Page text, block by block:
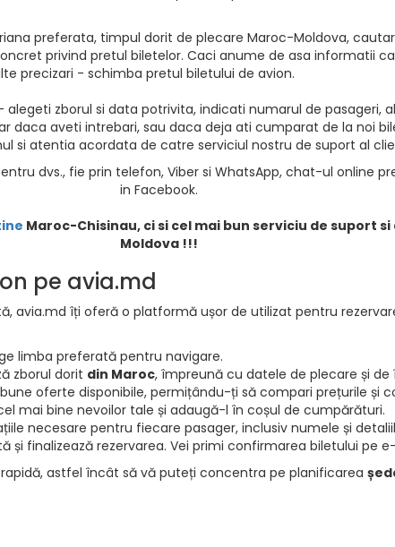
preferata, timpul dorit de plecare Maroc-Moldova,
privind pretul biletelor. Caci anume de asa informatii
precizari - schimba pretul biletului de avion.
alegeti zborul si data potrivita, indicati numarul de pasageri,
daca aveti intrebari, sau daca deja ati cumparat de la noi
si atentia acordata de catre serviciul nostru de suport al
dvs., fie prin telefon, Viber si WhatsApp, chat-ul online
in Facebook.
Maroc-Chisinau, ci si cel mai bun serviciu de suport
Moldova !!!
pe avia.md
îți oferă o platformă ușor de utilizat pentru
limba preferată pentru navigare.
zborul dorit din Maroc, împreună cu datele de plecare și de
oferte disponibile, permițându-ți să compari prețurile și
mai bine nevoilor tale și adaugă-l în coșul de cumpărături.
necesare pentru fiecare pasager, inclusiv numele și
finalizează rezervarea. Vei primi confirmarea biletului pe
astfel încât să vă puteți concentra pe planificarea